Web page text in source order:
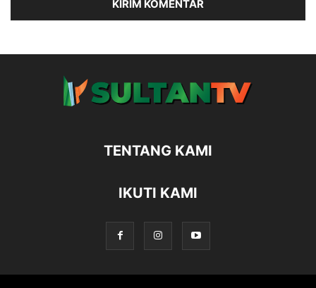
TENTANG KAMI
IKUTI KAMI